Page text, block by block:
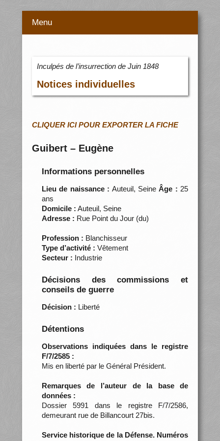
Menu
Inculpés de l’insurrection de Juin 1848
Notices individuelles
CLIQUER ICI POUR EXPORTER LA FICHE
Guibert – Eugène
Informations personnelles
Lieu de naissance : Auteuil, SeineÂge : 25
ans
Domicile : Auteuil, Seine
Adresse : Rue Point du Jour (du)
Profession : Blanchisseur
Type d’activité : Vêtement
Secteur : Industrie
Décisions des commissions et
conseils de guerre
Décision : Liberté
Détentions
Observations indiquées dans le registre
F/7/2585 :
Mis en liberté par le Général Président.
Remarques de l’auteur de la base de
données :
Dossier 5991 dans le registre F/7/2586,
demeurant rue de Billancourt 27bis.
Service historique de la Défense. Numéros